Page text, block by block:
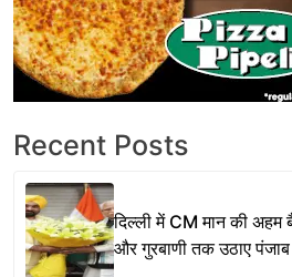
Recent Posts
दिल्ली में CM मान की
और गुरबाणी तक उठाए पंजाब